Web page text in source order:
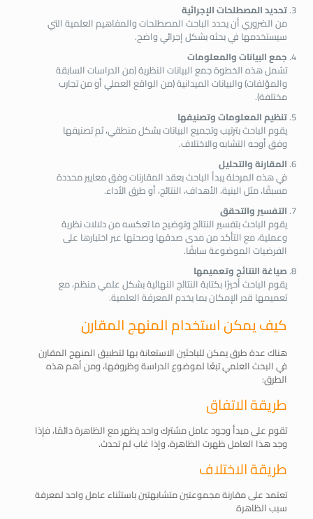
تحديد المصطلحات الإجرائية
من الضروري أن يحدد الباحث المصطلحات والمفاهيم العلمية التي
سيستخدمها في بحثه بشكل إجرائي واضح.
جمع البيانات والمعلومات
تشمل هذه الخطوة جمع البيانات النظرية (من الدراسات السابقة
والمؤلفات) والبيانات الميدانية (من الواقع العملي أو من تجارب
مختلفة).
تنظيم المعلومات وتصنيفها
يقوم الباحث بترتيب وتجميع البيانات بشكل منطقي، ثم تصنيفها
وفق أوجه التشابه والاختلاف.
المقارنة والتحليل
في هذه المرحلة يبدأ الباحث بعقد المقارنات وفق معايير محددة
مسبقًا، مثل البنية، الأهداف، النتائج، أو طرق الأداء.
التفسير والتحقق
يقوم الباحث بتفسير النتائج وتوضيح ما تعكسه من دلالات نظرية
وعملية، مع التأكد من مدى صدقها وصحتها عبر اختبارها على
الفرضيات الموضوعة سابقًا.
صياغة النتائج وتعميمها
يقوم الباحث أخيرًا بكتابة النتائج النهائية بشكل علمي منظم، مع
تعميمها قدر الإمكان بما يخدم المعرفة العلمية.
كيف يمكن استخدام المنهج المقارن
هناك عدة طرق يمكن للباحثين الاستعانة بها لتطبيق المنهج المقارن
في البحث العلمي تبعًا لموضوع الدراسة وظروفها، ومن أهم هذه
الطرق:
طريقة الاتفاق
تقوم على مبدأ وجود عامل مشترك واحد يظهر مع الظاهرة دائمًا، فإذا
وجد هذا العامل ظهرت الظاهرة، وإذا غاب لم تحدث.
طريقة الاختلاف
تعتمد على مقارنة مجموعتين متشابهتين باستثناء عامل واحد لمعرفة
سبب الظاهرة